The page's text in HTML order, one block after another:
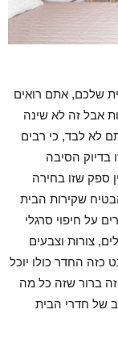
שלכם, אתם רואים
אבל זה לא שינה
לא לבד, כי רבים
בדיוק הסיבה
ספק שזו בחירה
שקירות הבית
על חיפוי סרגלי
צורות וצבעים
כזה החדר כולו יוכל
ברור שזה כל מה
של חדרי הבית